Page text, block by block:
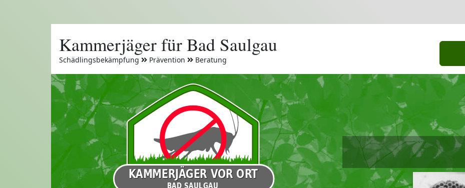
Kammerjäger für Bad Saulgau
Schädlingsbekämpfung Prävention Beratung